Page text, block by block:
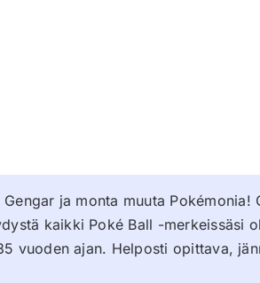
ja monta muuta Pokémonia!
kaikki Poké Ball -merkeissäsi
vuoden ajan. Helposti opittava,